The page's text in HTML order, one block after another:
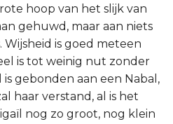
hoop van het slijk van
gehuwd, maar aan niets
is goed meteen
is tot weinig nut zonder
is gebonden aan een Nabal,
haar verstand, al is het
nog zo groot, nog klein